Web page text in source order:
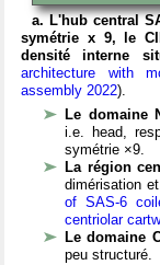
a. L'hub central
symétrie x 9, le
densité interne
architecture with
assembly 2022).
Le domaine
i.e. head,
symétrie ×9.
La région
dimérisation
of SAS-6
centriolar
Le domaine
peu structuré.